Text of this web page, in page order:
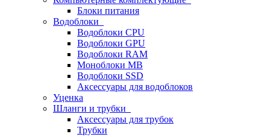
Блоки питания
Водоблоки
Водоблоки CPU
Водоблоки GPU
Водоблоки RAM
Моноблоки MB
Водоблоки SSD
Аксессуары для водоблоков
Уценка
Шланги и трубки
Аксессуары для трубок
Трубки